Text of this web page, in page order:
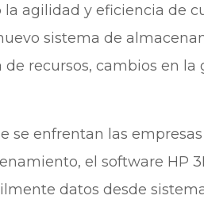
agilidad y eficiencia de
sistema de
recursos, cambios en la
se enfrentan las
el software HP
datos desde